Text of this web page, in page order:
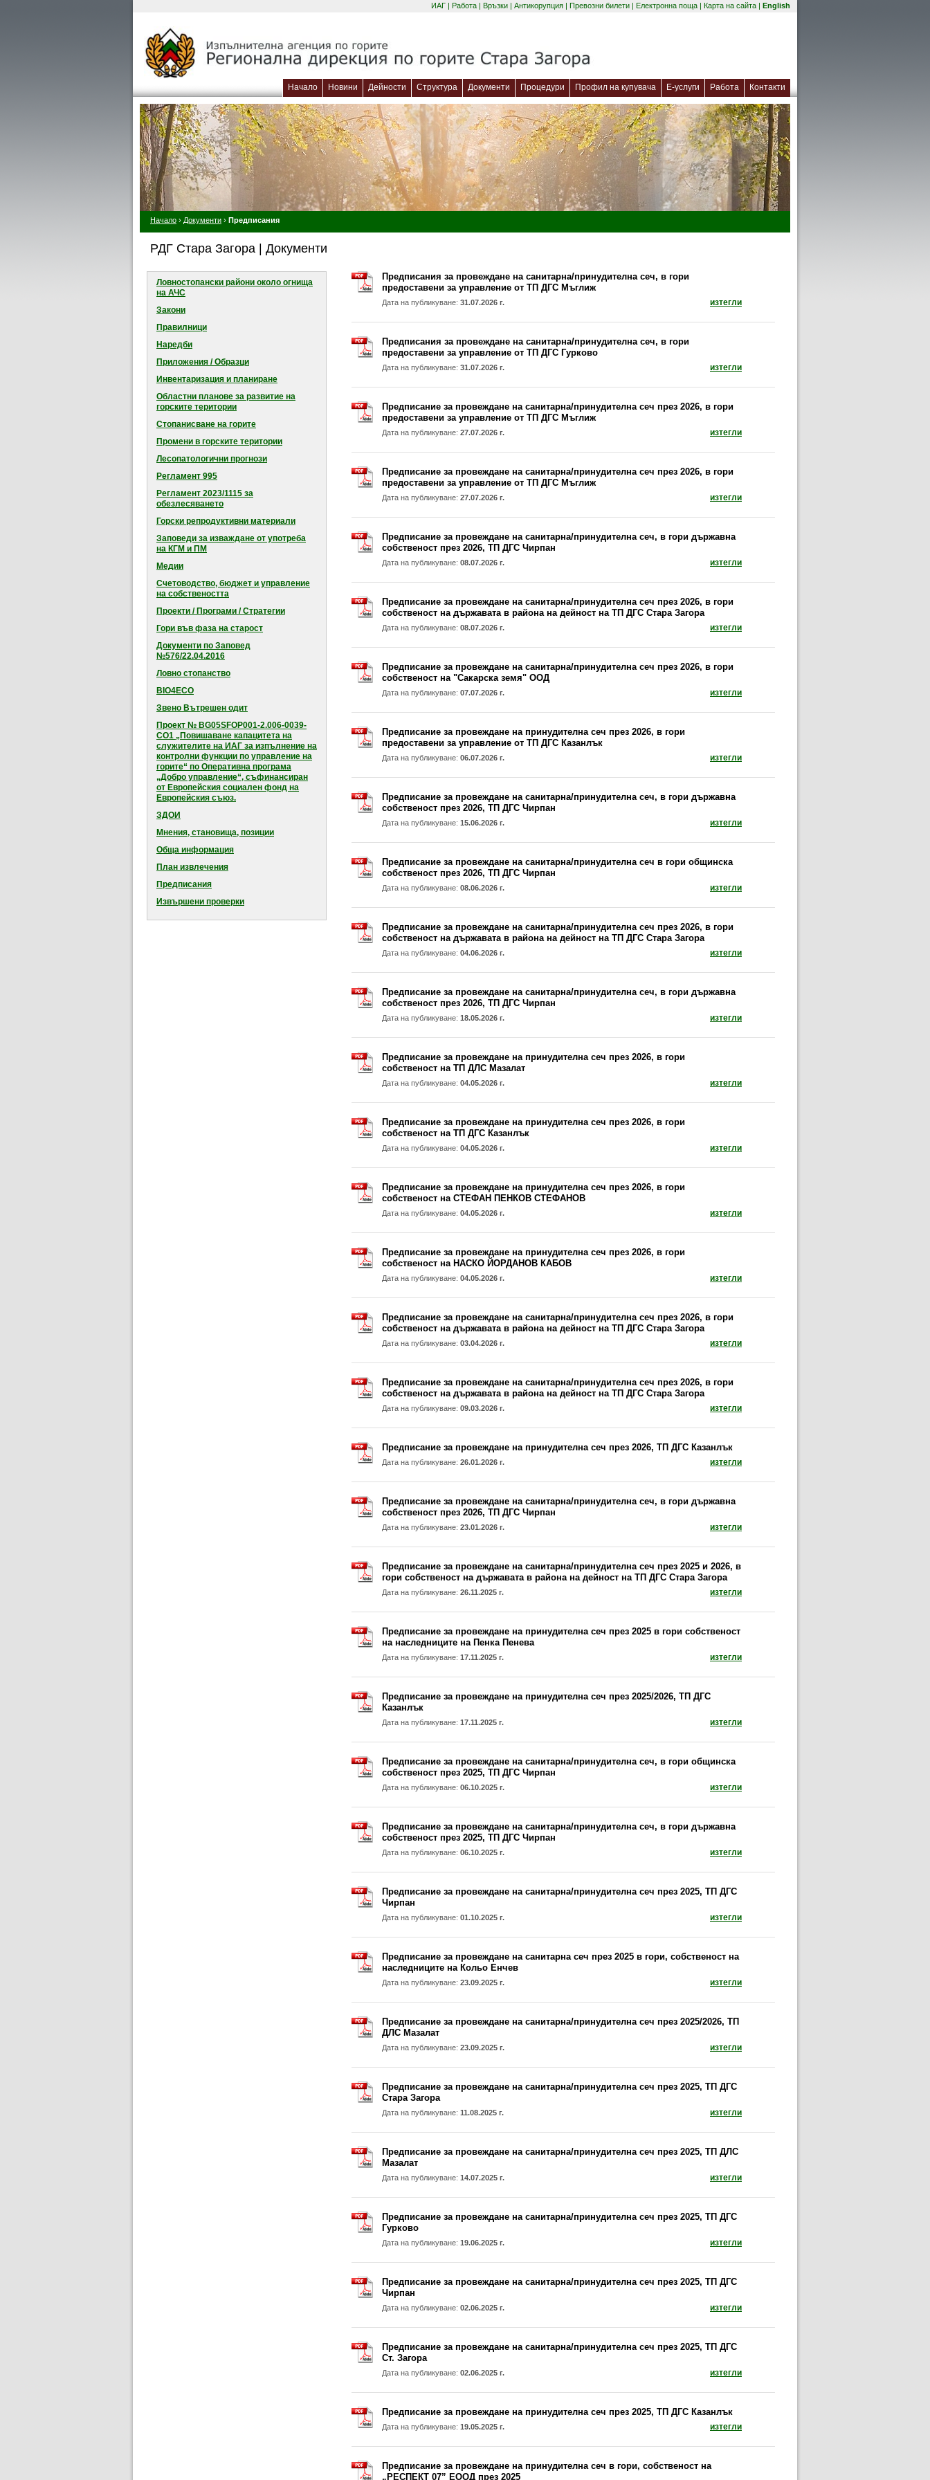
ИАГ | Работа | Връзки | Антикорупция | Превозни билети | Електронна поща (отваря се в нов прозорец)
| Карта на сайта | English
Начало Новини Дейности Структура Документи Процедури Профил на купувача Е-услуги (отваря се в нов прозорец)
Работа Контакти
Начало › Документи › Предписания
РДГ Стара Загора | Документи
Ловностопански райони около огнищa
на АЧС
Закони
Правилници
Наредби
Приложения / Образци
Инвентаризация и планиране
Областни планове за развитие на
горските територии
Стопанисване на горите
Промени в горските територии
Лесопатологични прогнози
Регламент 995
Регламент 2023/1115 за
обезлесяването
Горски репродуктивни материали
Заповеди за изваждане от употреба
на КГМ и ПМ
Медии
Счетоводство, бюджет и управление
на собствеността
Проекти / Програми / Стратегии
Гори във фаза на старост
Документи по Заповед
№576/22.04.2016
Ловно стопанство
BIO4ECO
Звено Вътрешен одит
Проект № BG05SFOP001-2.006-0039-
CO1 „Повишаване капацитета на
служителите на ИАГ за изпълнение на
контролни функции по управление на
горите“ по Оперативна програма
„Добро управление“, съфинансиран
от Европейския социален фонд на
Европейския съюз.
ЗДОИ
Мнения, становища, позиции
Обща информация
План извлечения
Предписания
Извършени проверки
Предписания за провеждане на санитарна/принудителна сеч, в гори
предоставени за управление от ТП ДГС Мъглиж
Дата на публикуване: 31.07.2026 г. изтеглидокумент: Предписания за провеждане на
Предписания за провеждане на санитарна/принудителна сеч, в гори
предоставени за управление от ТП ДГС Гурково
Дата на публикуване: 31.07.2026 г. изтеглидокумент: Предписания за провеждане на
Предписание за провеждане на санитарна/принудителна сеч през 2026, в гори
предоставени за управление от ТП ДГС Мъглиж
Дата на публикуване: 27.07.2026 г. изтеглидокумент: Предписание за провеждане на
Предписание за провеждане на санитарна/принудителна сеч през 2026, в гори
предоставени за управление от ТП ДГС Мъглиж
Дата на публикуване: 27.07.2026 г. изтеглидокумент: Предписание за провеждане на
Предписание за провеждане на санитарна/принудителна сеч, в гори държавна
собственост през 2026, ТП ДГС Чирпан
Дата на публикуване: 08.07.2026 г. изтеглидокумент: Предписание за провеждане на
Предписание за провеждане на санитарна/принудителна сеч през 2026, в гори
собственост на държавата в района на дейност на ТП ДГС Стара Загора
Дата на публикуване: 08.07.2026 г. изтеглидокумент: Предписание за провеждане на
Предписание за провеждане на санитарна/принудителна сеч през 2026, в гори
собственост на "Сакарска земя" ООД
Дата на публикуване: 07.07.2026 г. изтеглидокумент: Предписание за провеждане на
Предписание за провеждане на принудителна сеч през 2026, в гори
предоставени за управление от ТП ДГС Казанлък
Дата на публикуване: 06.07.2026 г. изтеглидокумент: Предписание за провеждане на
Предписание за провеждане на санитарна/принудителна сеч, в гори държавна
собственост през 2026, ТП ДГС Чирпан
Дата на публикуване: 15.06.2026 г. изтеглидокумент: Предписание за провеждане на
Предписание за провеждане на санитарна/принудителна сеч в гори общинска
собственост през 2026, ТП ДГС Чирпан
Дата на публикуване: 08.06.2026 г. изтеглидокумент: Предписание за провеждане на
Предписание за провеждане на санитарна/принудителна сеч през 2026, в гори
собственост на държавата в района на дейност на ТП ДГС Стара Загора
Дата на публикуване: 04.06.2026 г. изтеглидокумент: Предписание за провеждане на
Предписание за провеждане на санитарна/принудителна сеч, в гори държавна
собственост през 2026, ТП ДГС Чирпан
Дата на публикуване: 18.05.2026 г. изтеглидокумент: Предписание за провеждане на
Предписание за провеждане на принудителна сеч през 2026, в гори
собственост на ТП ДЛС Мазалат
Дата на публикуване: 04.05.2026 г. изтеглидокумент: Предписание за провеждане на
Предписание за провеждане на принудителна сеч през 2026, в гори
собственост на ТП ДГС Казанлък
Дата на публикуване: 04.05.2026 г. изтеглидокумент: Предписание за провеждане на
Предписание за провеждане на принудителна сеч през 2026, в гори
собственост на СТЕФАН ПЕНКОВ СТЕФАНОВ
Дата на публикуване: 04.05.2026 г. изтеглидокумент: Предписание за провеждане на
Предписание за провеждане на принудителна сеч през 2026, в гори
собственост на НАСКО ЙОРДАНОВ КАБОВ
Дата на публикуване: 04.05.2026 г. изтеглидокумент: Предписание за провеждане на
Предписание за провеждане на санитарна/принудителна сеч през 2026, в гори
собственост на държавата в района на дейност на ТП ДГС Стара Загора
Дата на публикуване: 03.04.2026 г. изтеглидокумент: Предписание за провеждане на
Предписание за провеждане на санитарна/принудителна сеч през 2026, в гори
собственост на държавата в района на дейност на ТП ДГС Стара Загора
Дата на публикуване: 09.03.2026 г. изтеглидокумент: Предписание за провеждане на
Предписание за провеждане на принудителна сеч през 2026, ТП ДГС Казанлък
Дата на публикуване: 26.01.2026 г. изтеглидокумент: Предписание за провеждане на
Предписание за провеждане на санитарна/принудителна сеч, в гори държавна
собственост през 2026, ТП ДГС Чирпан
Дата на публикуване: 23.01.2026 г. изтеглидокумент: Предписание за провеждане на
Предписание за провеждане на санитарна/принудителна сеч през 2025 и 2026, в
гори собственост на държавата в района на дейност на ТП ДГС Стара Загора
Дата на публикуване: 26.11.2025 г. изтеглидокумент: Предписание за провеждане на
Предписание за провеждане на принудителна сеч през 2025 в гори собственост
на наследниците на Пенка Пенева
Дата на публикуване: 17.11.2025 г. изтеглидокумент: Предписание за провеждане на
Предписание за провеждане на принудителна сеч през 2025/2026, ТП ДГС
Казанлък
Дата на публикуване: 17.11.2025 г. изтеглидокумент: Предписание за провеждане на
Предписание за провеждане на санитарна/принудителна сеч, в гори общинска
собственост през 2025, ТП ДГС Чирпан
Дата на публикуване: 06.10.2025 г. изтеглидокумент: Предписание за провеждане на
Предписание за провеждане на санитарна/принудителна сеч, в гори държавна
собственост през 2025, ТП ДГС Чирпан
Дата на публикуване: 06.10.2025 г. изтеглидокумент: Предписание за провеждане на
Предписание за провеждане на санитарна/принудителна сеч през 2025, ТП ДГС
Чирпан
Дата на публикуване: 01.10.2025 г. изтеглидокумент: Предписание за провеждане на
Предписание за провеждане на санитарна сеч през 2025 в гори, собственост на
наследниците на Кольо Енчев
Дата на публикуване: 23.09.2025 г. изтеглидокумент: Предписание за провеждане на
Предписание за провеждане на санитарна/принудителна сеч през 2025/2026, ТП
ДЛС Мазалат
Дата на публикуване: 23.09.2025 г. изтеглидокумент: Предписание за провеждане на
Предписание за провеждане на санитарна/принудителна сеч през 2025, ТП ДГС
Стара Загора
Дата на публикуване: 11.08.2025 г. изтеглидокумент: Предписание за провеждане на
Предписание за провеждане на санитарна/принудителна сеч през 2025, ТП ДЛС
Мазалат
Дата на публикуване: 14.07.2025 г. изтеглидокумент: Предписание за провеждане на
Предписание за провеждане на санитарна/принудителна сеч през 2025, ТП ДГС
Гурково
Дата на публикуване: 19.06.2025 г. изтеглидокумент: Предписание за провеждане на
Предписание за провеждане на санитарна/принудителна сеч през 2025, ТП ДГС
Чирпан
Дата на публикуване: 02.06.2025 г. изтеглидокумент: Предписание за провеждане на
Предписание за провеждане на санитарна/принудителна сеч през 2025, ТП ДГС
Ст. Загора
Дата на публикуване: 02.06.2025 г. изтеглидокумент: Предписание за провеждане на
Предписание за провеждане на принудителна сеч през 2025, ТП ДГС Казанлък
Дата на публикуване: 19.05.2025 г. изтеглидокумент: Предписание за провеждане на
Предписание за провеждане на принудителна сеч в гори, собственост на
„РЕСПЕКТ 07” ЕООД през 2025